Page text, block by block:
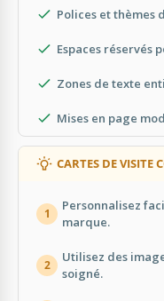
Polices et thèmes
Espaces réservés
Zones de texte
Mises en page
CARTES DE VISITE
1
Personnalisez
marque.
2
Utilisez des
soigné.